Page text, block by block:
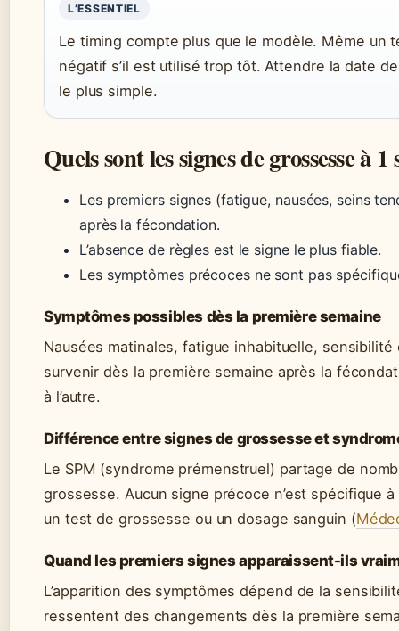
L’ESSENTIEL
Le timing compte plus que le modèle. Même un
négatif s’il est utilisé trop tôt. Attendre la date
le plus simple.
Quels sont les signes de grossesse à 1
Les premiers signes (fatigue, nausées, seins
après la fécondation.
L’absence de règles est le signe le plus fiable.
Les symptômes précoces ne sont pas
Symptômes possibles dès la première semaine
Nausées matinales, fatigue inhabituelle,
survenir dès la première semaine après la
à l’autre.
Différence entre signes de grossesse et
Le SPM (syndrome prémenstruel) partage de
grossesse. Aucun signe précoce n’est spécifique
un test de grossesse ou un dosage sanguin (
Quand les premiers signes apparaissent-ils
L’apparition des symptômes dépend de la
ressentent des changements dès la première